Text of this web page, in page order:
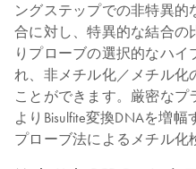
ングステップでの非特異
合に対し、特異的な結合の
りプローブの選択的なハイ
れ、非メチル化／メチル化
ことができます。厳密な
よりBisulfite変換DNAを増幅
プローブ法によるメチル化